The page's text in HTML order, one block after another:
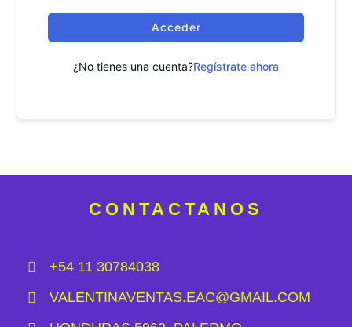
Acceder
¿No tienes una cuenta?Regístrate ahora
CONTACTANOS
+54 11 30784038
VALENTINAVENTAS.EAC@GMAIL.COM